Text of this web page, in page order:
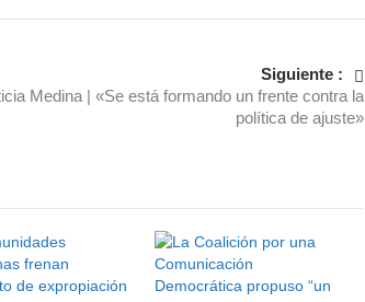
Siguiente :
Medina | «Se está formando un frente contra la
política de ajuste»